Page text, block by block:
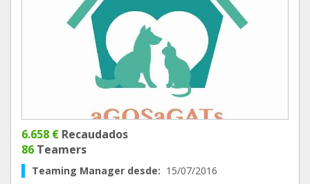
6.658 € Recaudados
86 Teamers
Teaming Manager desde: 15/07/2016